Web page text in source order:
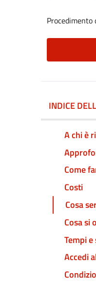
INDICE
A chi è
Come
Costi
Cosa
Cosa si
Tempi
Accedi